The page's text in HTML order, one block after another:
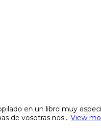
en un libro muy
de vosotras nos… View